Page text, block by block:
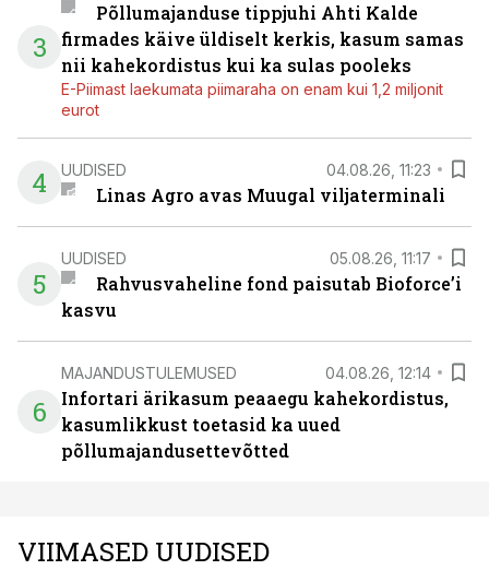
3
Põllumajanduse tippjuhi Ahti Kalde
firmades käive üldiselt kerkis, kasum samas
nii kahekordistus kui ka sulas pooleks
E-Piimast laekumata piimaraha on enam kui 1,2 miljonit
eurot
4 UUDISED 04.08.26, 11:23
Linas Agro avas Muugal viljaterminali
5
UUDISED 05.08.26, 11:17
Rahvusvaheline fond paisutab Bioforce’i
kasvu
6
MAJANDUSTULEMUSED 04.08.26, 12:14
Infortari ärikasum peaaegu kahekordistus,
kasumlikkust toetasid ka uued
põllumajandusettevõtted
VIIMASED UUDISED